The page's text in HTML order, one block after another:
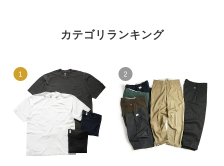
カテゴリランキング